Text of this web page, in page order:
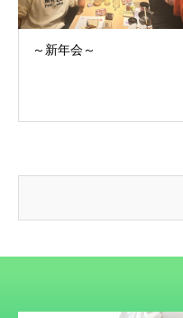
～新年会～